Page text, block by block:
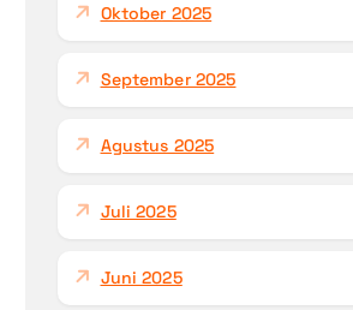
Oktober 2025
September 2025
Agustus 2025
Juli 2025
Juni 2025